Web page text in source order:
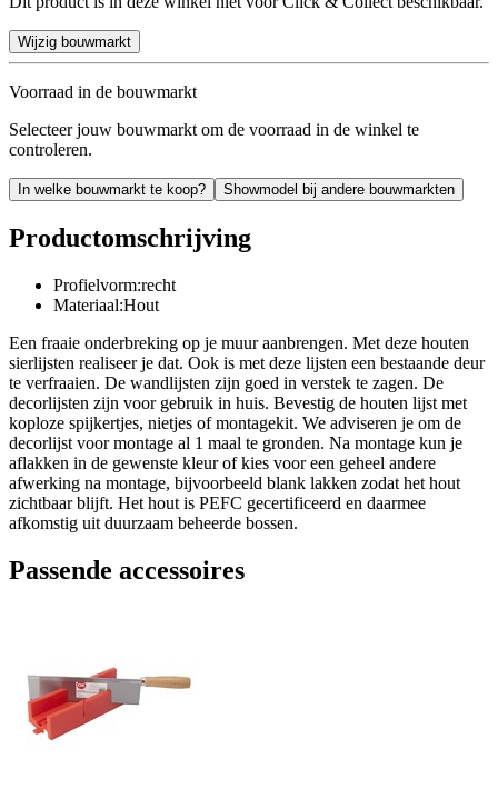
Wijzig bouwmarkt
Voorraad in de bouwmarkt
Selecteer jouw bouwmarkt om de voorraad in de winkel te
controleren.
In welke bouwmarkt te koop? Showmodel bij andere bouwmarkten
Productomschrijving
Profielvorm:recht
Materiaal:Hout
Een fraaie onderbreking op je muur aanbrengen. Met deze houten
sierlijsten realiseer je dat. Ook is met deze lijsten een bestaande deur
te verfraaien. De wandlijsten zijn goed in verstek te zagen. De
decorlijsten zijn voor gebruik in huis. Bevestig de houten lijst met
koploze spijkertjes, nietjes of montagekit. We adviseren je om de
decorlijst voor montage al 1 maal te gronden. Na montage kun je
aflakken in de gewenste kleur of kies voor een geheel andere
afwerking na montage, bijvoorbeeld blank lakken zodat het hout
zichtbaar blijft. Het hout is PEFC gecertificeerd en daarmee
afkomstig uit duurzaam beheerde bossen.
Passende accessoires